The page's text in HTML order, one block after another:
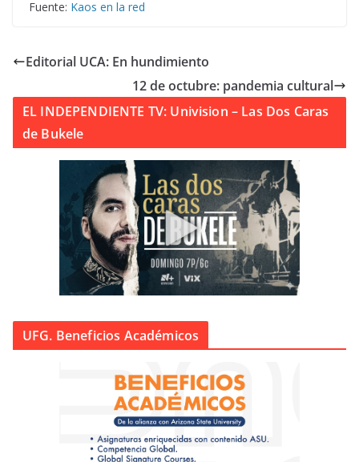
Fuente: Kaos en la red
Editorial UCA: En hundimiento
12 de octubre: pandemia cultural
EL INDEPENDIENTE TV: Univision – Las Dos Caras
de Bukele
UFG. Beneficios Académicos